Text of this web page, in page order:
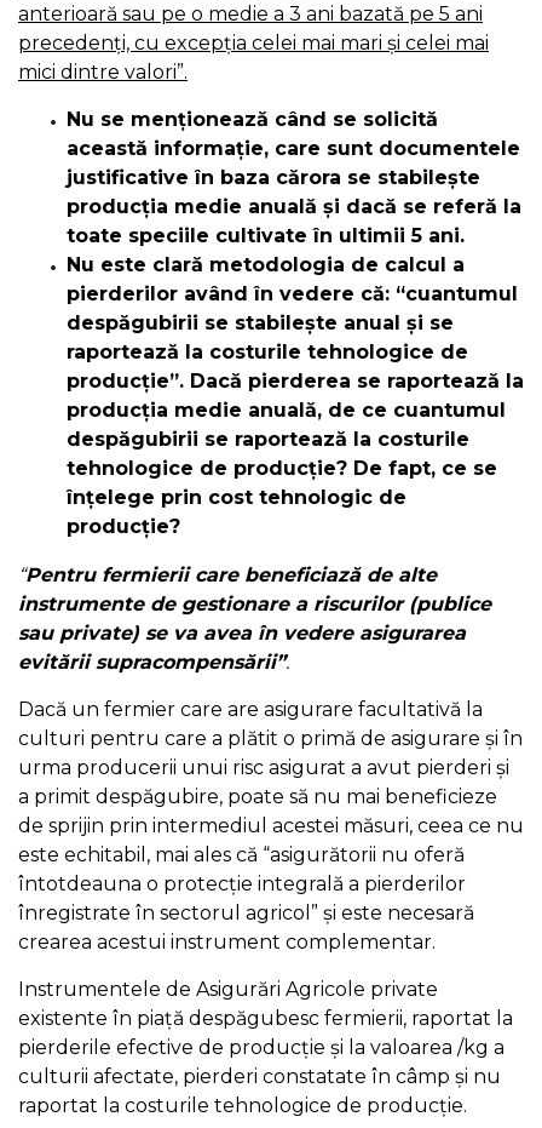
anterioară sau pe o medie a 3 ani bazată pe 5 ani
precedenți, cu excepția celei mai mari și celei mai
mici dintre valori”.
Nu se menționează când se solicită
această informație, care sunt documentele
justificative în baza cărora se stabilește
producția medie anuală și dacă se referă la
toate speciile cultivate în ultimii 5 ani.
Nu este clară metodologia de calcul a
pierderilor având în vedere că: “cuantumul
despăgubirii se stabilește anual și se
raportează la costurile tehnologice de
producție”. Dacă pierderea se raportează la
producția medie anuală, de ce cuantumul
despăgubirii se raportează la costurile
tehnologice de producție? De fapt, ce se
înțelege prin cost tehnologic de
producție?
“Pentru fermierii care beneficiază de alte
instrumente de gestionare a riscurilor (publice
sau private) se va avea în vedere asigurarea
evitării supracompensării”.
Dacă un fermier care are asigurare facultativă la
culturi pentru care a plătit o primă de asigurare și în
urma producerii unui risc asigurat a avut pierderi și
a primit despăgubire, poate să nu mai beneficieze
de sprijin prin intermediul acestei măsuri, ceea ce nu
este echitabil, mai ales că “asigurătorii nu oferă
întotdeauna o protecție integrală a pierderilor
înregistrate în sectorul agricol” și este necesară
crearea acestui instrument complementar.
Instrumentele de Asigurări Agricole private
existente în piață despăgubesc fermierii, raportat la
pierderile efective de producție și la valoarea /kg a
culturii afectate, pierderi constatate în câmp și nu
raportat la costurile tehnologice de producție.